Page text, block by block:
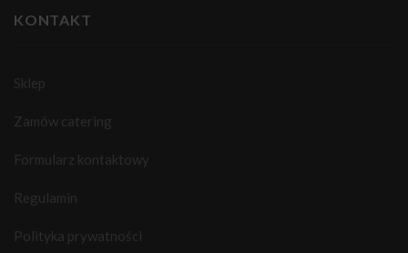
KONTAKT
Sklep
Zamów catering
Formularz kontaktowy
Regulamin
Polityka prywatności